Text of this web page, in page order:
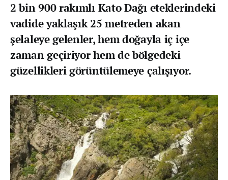
2 bin 900 rakımlı Kato Dağı eteklerindeki
vadide yaklaşık 25 metreden akan
şelaleye gelenler, hem doğayla iç içe
zaman geçiriyor hem de bölgedeki
güzellikleri görüntülemeye çalışıyor.